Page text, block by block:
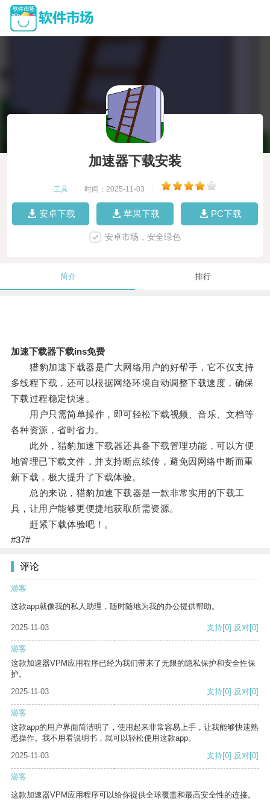
加速器下载安装
工具 时间：2025-11-03
安卓下载 苹果下载 PC下载
安卓市场，安全绿色
简介 排行
加速下载器下载ins免费
猎豹加速下载器是广大网络用户的好帮手，它不仅支持
多线程下载，还可以根据网络环境自动调整下载速度，确保
下载过程稳定快速。
用户只需简单操作，即可轻松下载视频、音乐、文档等
各种资源，省时省力。
此外，猎豹加速下载器还具备下载管理功能，可以方便
地管理已下载文件，并支持断点续传，避免因网络中断而重
新下载，极大提升了下载体验。
总的来说，猎豹加速下载器是一款非常实用的下载工
具，让用户能够更便捷地获取所需资源。
赶紧下载体验吧！。
#37#
评论
游客
这款app就像我的私人助理，随时随地为我的办公提供帮助。
2025-11-03 支持[0] 反对[0]
游客
这款加速器VPM应用程序已经为我们带来了无限的隐私保护和安全性保
护。
2025-11-03
支持[0] 反对[0]
游客
这款app的用户界面简洁明了，使用起来非常容易上手，让我能够快速熟
悉操作。我不用看说明书，就可以轻松使用这款app。
2025-11-03
支持[0] 反对[0]
游客
这款加速器VPM应用程序可以给你提供全球覆盖和最高安全性的连接。